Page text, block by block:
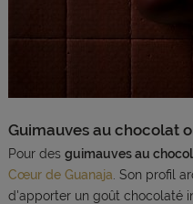
Guimauves au chocolat
Pour des guimauves au
Cœur de Guanaja . Son profil
d'apporter un goût chocolaté